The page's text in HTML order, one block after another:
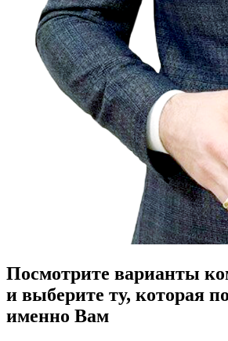
Посмотрите варианты
и выберите ту, которая
именно Вам